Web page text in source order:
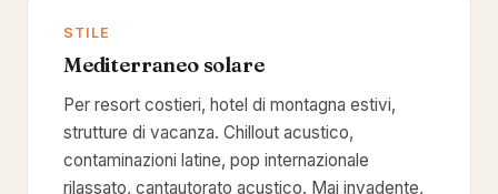
STILE
Mediterraneo solare
Per resort costieri, hotel di montagna estivi,
strutture di vacanza. Chillout acustico,
contaminazioni latine, pop internazionale
rilassato, cantautorato acustico. Mai invadente,